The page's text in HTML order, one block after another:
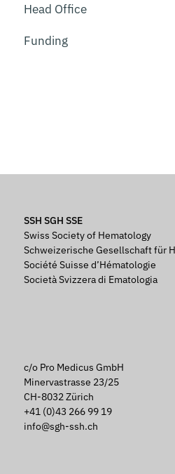
Head Office
Funding
SSH SGH SSE
Swiss Society of Hematology
Schweizerische Gesellschaft für
Société Suisse d’Hématologie
Società Svizzera di Ematologia
c/o Pro Medicus GmbH
Minervastrasse 23/25
CH-8032 Zürich
+41 (0)43 266 99 19
info@sgh-ssh.ch